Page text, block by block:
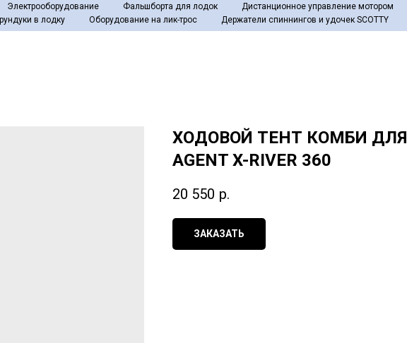
Электрооборудование Фальшборта для лодок Дистанционное управление мотором
в лодку
Оборудование на лик-трос Держатели спиннингов и удочек SCOTTY
ХОДОВОЙ ТЕНТ КОМБИ
AGENT X-RIVER 360
20 550 р.
ЗАКАЗАТЬ